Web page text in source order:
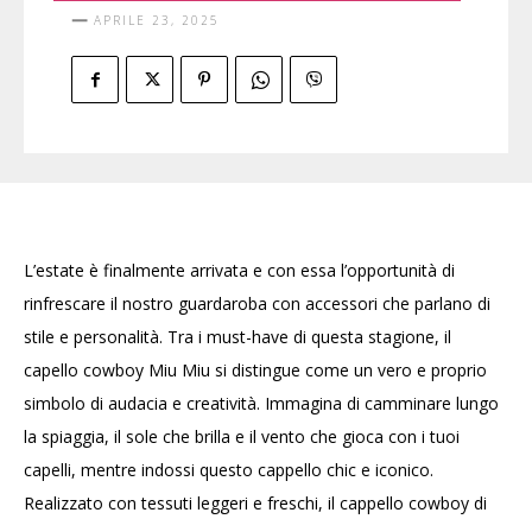
APRILE 23, 2025
L’estate è finalmente arrivata e con essa l’opportunità di
rinfrescare il nostro guardaroba con accessori che parlano di
stile e personalità. Tra i must-have di questa stagione, il
capello cowboy Miu Miu si distingue come un vero e proprio
simbolo di audacia e creatività. Immagina di camminare lungo
la spiaggia, il sole che brilla e il vento che gioca con i tuoi
capelli, mentre indossi questo cappello chic e iconico.
Realizzato con tessuti leggeri e freschi, il cappello cowboy di